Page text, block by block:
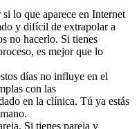
lo que aparece en Internet
y difícil de extrapolar a
no hacerlo. Si tienes
es mejor que lo
días no influye en el
con las
en la clínica. Tú ya estás
Si tienes pareja y